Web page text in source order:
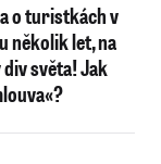
o turistkách v
několik let, na
světa! Jak